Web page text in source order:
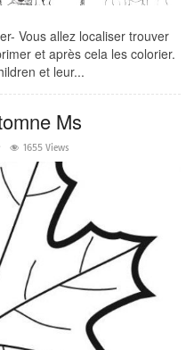
Vous allez localiser trouver
et après cela les colorier.
et leur...
Ms
1655 Views